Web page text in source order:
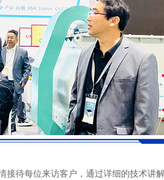
待每位来访客户，通过详细的技术讲